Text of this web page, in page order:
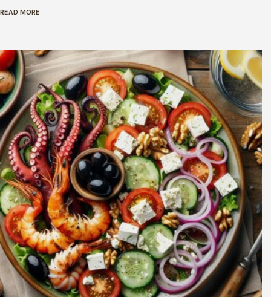
Que diriez-vous d’avoir Votre
coach Nutrition ?
Imaginez la puissance de l’Intelligence Artificielle à
votre service pour perdre du poids, prendre de la
masse ou simplement mieux manger. Découvrez
NutriCoach AI et atteignez vos objectifs sans régime
mais simplement avec un rééquilibrage alimentaire !
Profitez de 50% de réduction
pour tester et constater.
Recevez votre code promo sur votre
accompagnement Nutrition par Intelligence
Artificielle.
×